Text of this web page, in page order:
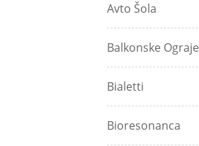
Avto Šola
Balkonske Ograje
Bialetti
Bioresonanca